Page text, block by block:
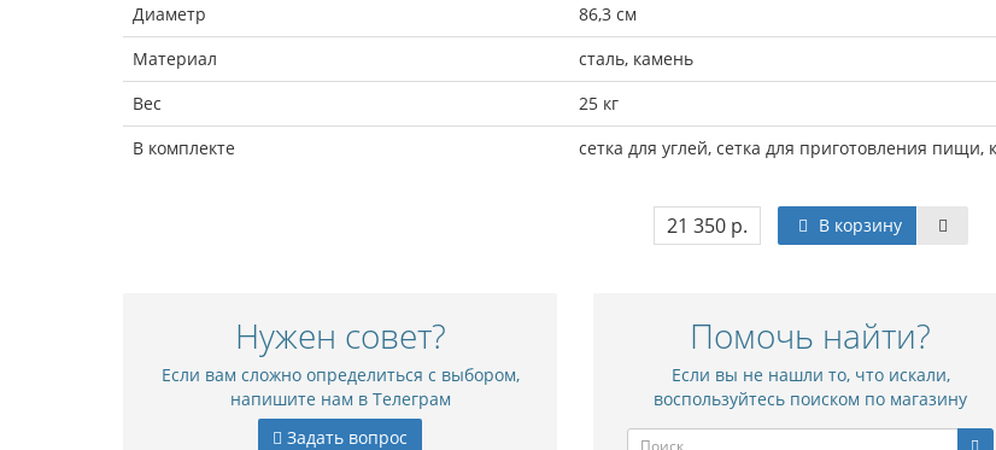
Диаметр
86,3 см
Материал
сталь, камень
Вес
25 кг
В комплекте
сетка для углей, сетка для приготовления
21 350 р. В корзину
Нужен совет?
Если вам сложно определиться с выбором,
напишите нам в Телеграм
Задать вопрос
Помочь найти?
Если вы не нашли то, что искали,
воспользуйтесь поиском по магазину